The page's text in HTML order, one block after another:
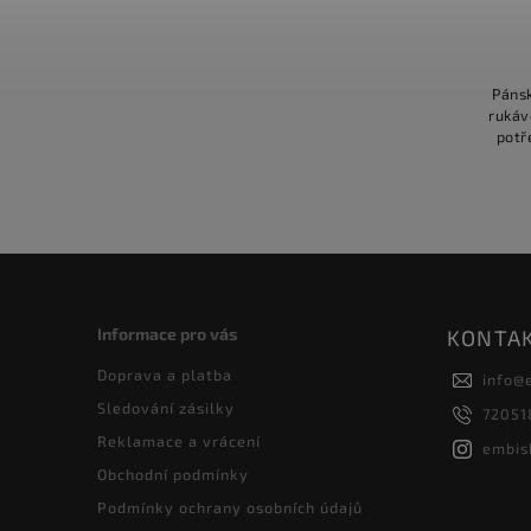
Informace pro vás
Doprava a platba
Sledování zásilky
Reklamace a vrácení
Obchodní podmínky
Podmínky ochrany osobních údajů
info@